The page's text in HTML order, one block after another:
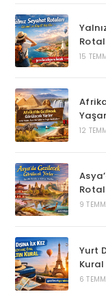
15
12
9
Yurt
Kural
6